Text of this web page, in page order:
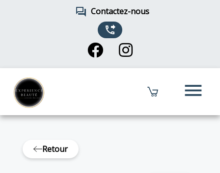
forum Contactez-nous
phone_forwarded
menu
Retour